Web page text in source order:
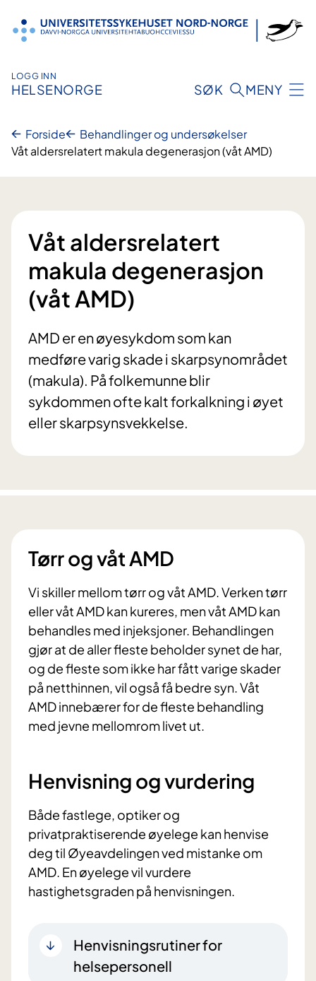
innhold
LOGG INN
HELSENORGE SØK MENY
Forside
Behandlinger og undersøkelser
Våt aldersrelatert makula degenerasjon (våt AMD)
Våt aldersrelatert
makula degenerasjon
(våt AMD)
AMD er en øyesykdom som kan
medføre varig skade i skarpsynområdet
(makula). På folkemunne blir
sykdommen ofte kalt forkalkning i øyet
eller skarpsynsvekkelse.
Tørr og våt AMD
Vi skiller mellom tørr og våt AMD. Verken tørr
eller våt AMD kan kureres, men våt AMD kan
behandles med injeksjoner. Behandlingen
gjør at de aller fleste beholder synet de har,
og de fleste som ikke har fått varige skader
på netthinnen, vil også få bedre syn. Våt
AMD innebærer for de fleste behandling
med jevne mellomrom livet ut.
Henvisning og vurdering
Både fastlege, optiker og
privatpraktiserende øyelege kan henvise
deg til Øyeavdelingen ved mistanke om
AMD. En øyelege vil vurdere
hastighetsgraden på henvisningen.
Henvisningsrutiner for
helsepersonell